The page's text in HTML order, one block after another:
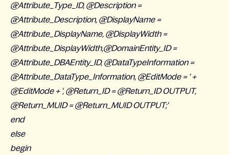
@Attribute_Type_ID, @Description =
@Attribute_Description, @DisplayName =
@Attribute_DisplayName, @DisplayWidth =
@Attribute_DisplayWidth,@DomainEntity_ID =
@Attribute_DBAEntity_ID, @DataTypeInformation =
@Attribute_DataType_Information, @EditMode = ' +
@EditMode + ', @Return_ID = @Return_ID OUTPUT,
@Return_MUID = @Return_MUID OUTPUT;'
end
else
begin